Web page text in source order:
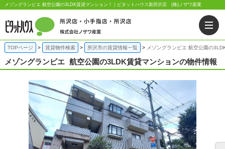
メゾングランピエ 航空公園の3LDK賃貸マンション！｜ピタットハウス新所沢店 (株)ノザワ産業
TOPページ 賃貸物件検索 所沢市の賃貸情報一覧 メゾングランピエ 航空公園の
メゾングランピエ 航空公園の3LDK賃貸マンションの物件情報